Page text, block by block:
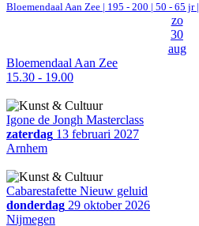
Bloemendaal Aan Zee | 195 - 200 | 50 - 65 jr |
zo
30
aug
Bloemendaal Aan Zee
15.30 - 19.00
Igone de Jongh Masterclass
zaterdag 13 februari 2027
Arnhem
Cabarestafette Nieuw geluid
donderdag 29 oktober 2026
Nijmegen